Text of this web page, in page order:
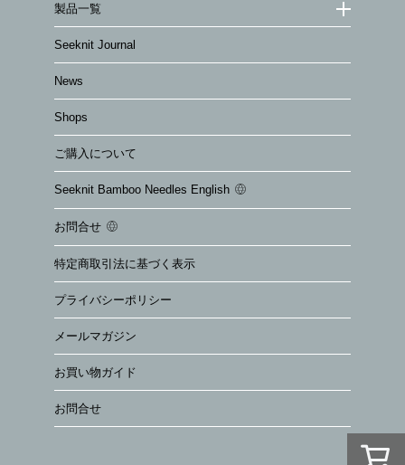
製品一覧
Seeknit Journal
News
Shops
ご購入について
Seeknit Bamboo Needles English
お問合せ
特定商取引法に基づく表示
プライバシーポリシー
メールマガジン
お買い物ガイド
お問合せ